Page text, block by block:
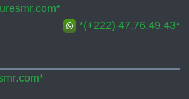
*(+222) 47.76.49.43*